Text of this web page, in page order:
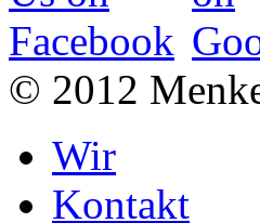
© 2012
Wir
Kontakt